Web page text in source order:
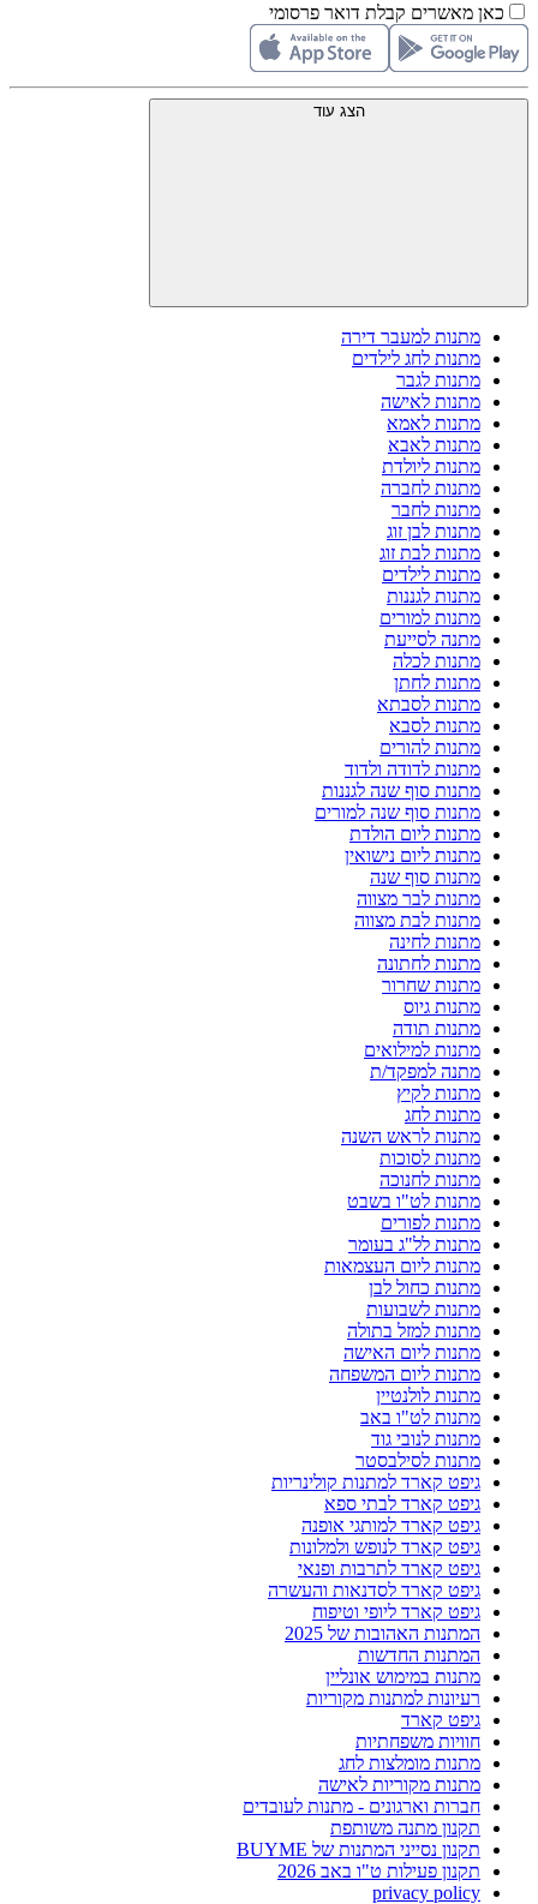
כאן מאשרים קבלת דואר פרסומי
הצג עוד
מתנות למעבר דירה
מתנות לחג לילדים
מתנות לגבר
מתנות לאישה
מתנות לאמא
מתנות לאבא
מתנות ליולדת
מתנות לחברה
מתנות לחבר
מתנות לבן זוג
מתנות לבת זוג
מתנות לילדים
מתנות לגננות
מתנות למורים
מתנה לסייעת
מתנות לכלה
מתנות לחתן
מתנות לסבתא
מתנות לסבא
מתנות להורים
מתנות לדודה ולדוד
מתנות סוף שנה לגננות
מתנות סוף שנה למורים
מתנות ליום הולדת
מתנות ליום נישואין
מתנות סוף שנה
מתנות לבר מצווה
מתנות לבת מצווה
מתנות לחינה
מתנות לחתונה
מתנות שחרור
מתנות גיוס
מתנות תודה
מתנות למילואים
מתנה למפקד/ת
מתנות לקיץ
מתנות לחג
מתנות לראש השנה
מתנות לסוכות
מתנות לחנוכה
מתנות לט"ו בשבט
מתנות לפורים
מתנות לל"ג בעומר
מתנות ליום העצמאות
מתנות כחול לבן
מתנות לשבועות
מתנות למזל בתולה
מתנות ליום האישה
מתנות ליום המשפחה
מתנות לולנטיין
מתנות לט"ו באב
מתנות לנובי גוד
מתנות לסילבסטר
גיפט קארד למתנות קולינריות
גיפט קארד לבתי ספא
גיפט קארד למותגי אופנה
גיפט קארד לנופש ולמלונות
גיפט קארד לתרבות ופנאי
גיפט קארד לסדנאות והעשרה
גיפט קארד ליופי וטיפוח
המתנות האהובות של 2025
המתנות החדשות
מתנות במימוש אונליין
רעיונות למתנות מקוריות
גיפט קארד
חוויות משפחתיות
מתנות מומלצות לחג
מתנות מקוריות לאישה
חברות וארגונים - מתנות לעובדים
תקנון מתנה משותפת
תקנון נסייני המתנות של BUYME
תקנון פעילות ט"ו באב 2026
privacy policy